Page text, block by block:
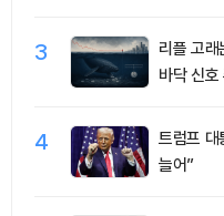
3
리플 고
바닥 신호
4
트럼프 대
늘어”